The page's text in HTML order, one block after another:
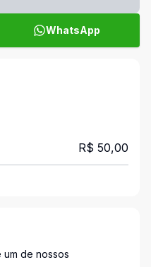
WhatsApp
R$ 50,00
de nossos